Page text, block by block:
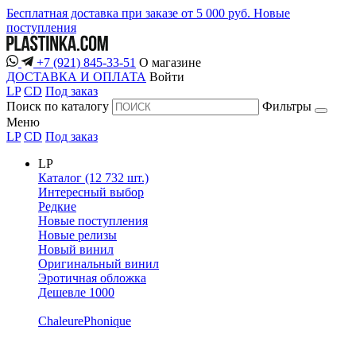
Бесплатная доставка при заказе от 5 000 руб. Новые
поступления
+7 (921) 845-33-51 О магазине
ДОСТАВКА И ОПЛАТА Войти
LP CD Под заказ
Поиск по каталогу
Фильтры
Меню
LP CD Под заказ
LP
Каталог (12 732 шт.)
Интересный выбор
Редкие
Новые поступления
Новые релизы
Новый винил
Оригинальный винил
Эротичная обложка
Дешевле 1000
ChaleurePhonique